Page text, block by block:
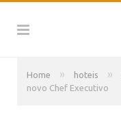
Home » hoteis »
novo Chef Executivo